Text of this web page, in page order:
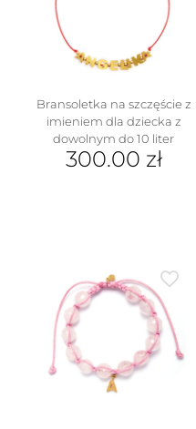
Bransoletka na szczęście z
imieniem dla dziecka z
dowolnym do 10 liter
300.00 zł